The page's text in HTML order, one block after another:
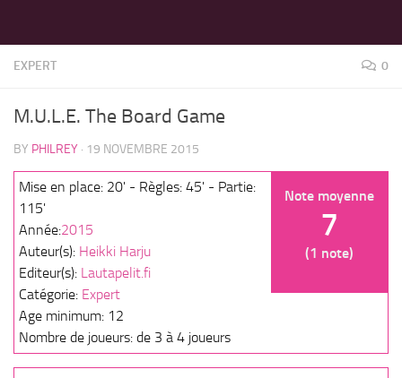
EXPERT 0
M.U.L.E. The Board Game
BY PHILREY · 19 NOVEMBRE 2015
Note moyenne
7
(1 note)
Mise en place: 20' - Règles: 45' - Partie:
115'
Année:2015
Auteur(s): Heikki Harju
Editeur(s): Lautapelit.fi
Catégorie: Expert
Age minimum: 12
Nombre de joueurs: de 3 à 4 joueurs